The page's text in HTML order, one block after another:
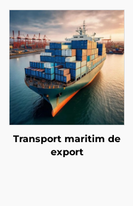
Transport maritim de
export